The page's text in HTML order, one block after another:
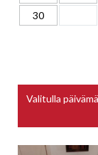
30
Valitulla